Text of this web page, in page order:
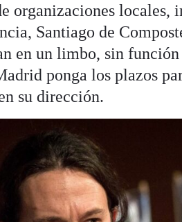
organizaciones locales,
Santiago de
en un limbo, sin función
ponga los plazos
su dirección.